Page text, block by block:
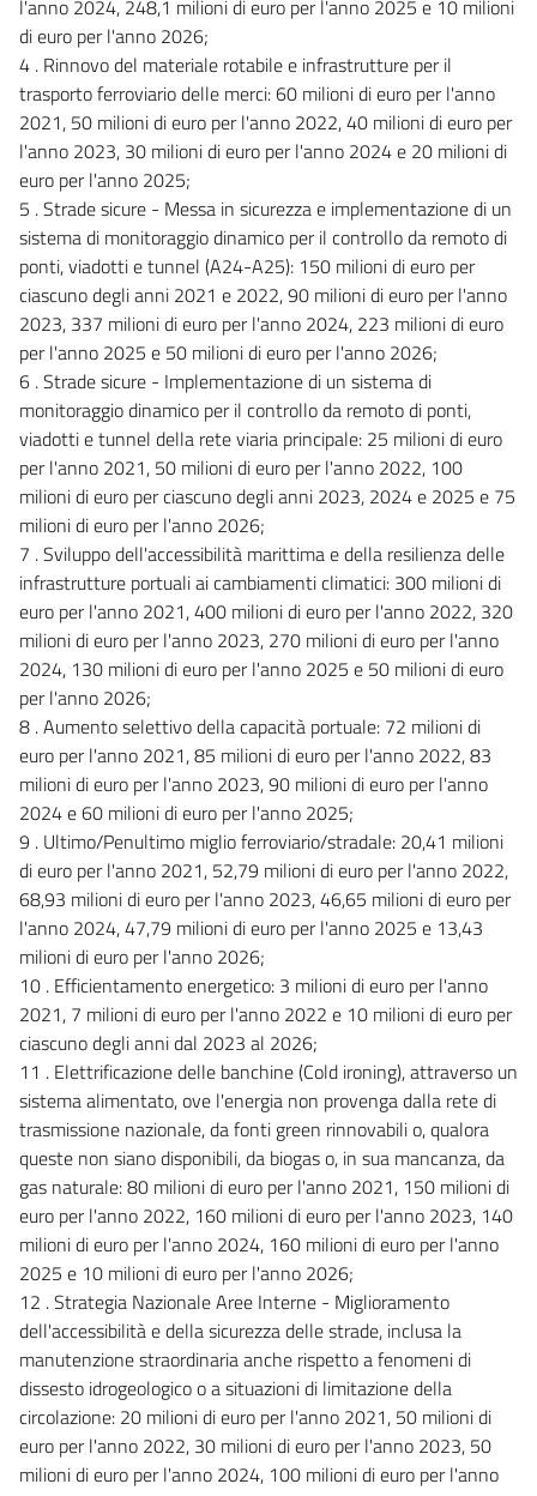
l'anno 2024, 248,1 milioni di euro per l'anno 2025 e 10 milioni
di euro per l'anno 2026;
4 . Rinnovo del materiale rotabile e infrastrutture per il
trasporto ferroviario delle merci: 60 milioni di euro per l'anno
2021, 50 milioni di euro per l'anno 2022, 40 milioni di euro per
l'anno 2023, 30 milioni di euro per l'anno 2024 e 20 milioni di
euro per l'anno 2025;
5 . Strade sicure - Messa in sicurezza e implementazione di un
sistema di monitoraggio dinamico per il controllo da remoto di
ponti, viadotti e tunnel (A24-A25): 150 milioni di euro per
ciascuno degli anni 2021 e 2022, 90 milioni di euro per l'anno
2023, 337 milioni di euro per l'anno 2024, 223 milioni di euro
per l'anno 2025 e 50 milioni di euro per l'anno 2026;
6 . Strade sicure - Implementazione di un sistema di
monitoraggio dinamico per il controllo da remoto di ponti,
viadotti e tunnel della rete viaria principale: 25 milioni di euro
per l'anno 2021, 50 milioni di euro per l'anno 2022, 100
milioni di euro per ciascuno degli anni 2023, 2024 e 2025 e 75
milioni di euro per l'anno 2026;
7 . Sviluppo dell'accessibilità marittima e della resilienza delle
infrastrutture portuali ai cambiamenti climatici: 300 milioni di
euro per l'anno 2021, 400 milioni di euro per l'anno 2022, 320
milioni di euro per l'anno 2023, 270 milioni di euro per l'anno
2024, 130 milioni di euro per l'anno 2025 e 50 milioni di euro
per l'anno 2026;
8 . Aumento selettivo della capacità portuale: 72 milioni di
euro per l'anno 2021, 85 milioni di euro per l'anno 2022, 83
milioni di euro per l'anno 2023, 90 milioni di euro per l'anno
2024 e 60 milioni di euro per l'anno 2025;
9 . Ultimo/Penultimo miglio ferroviario/stradale: 20,41 milioni
di euro per l'anno 2021, 52,79 milioni di euro per l'anno 2022,
68,93 milioni di euro per l'anno 2023, 46,65 milioni di euro per
l'anno 2024, 47,79 milioni di euro per l'anno 2025 e 13,43
milioni di euro per l'anno 2026;
10 . Efficientamento energetico: 3 milioni di euro per l'anno
2021, 7 milioni di euro per l'anno 2022 e 10 milioni di euro per
ciascuno degli anni dal 2023 al 2026;
11 . Elettrificazione delle banchine (Cold ironing), attraverso un
sistema alimentato, ove l'energia non provenga dalla rete di
trasmissione nazionale, da fonti green rinnovabili o, qualora
queste non siano disponibili, da biogas o, in sua mancanza, da
gas naturale: 80 milioni di euro per l'anno 2021, 150 milioni di
euro per l'anno 2022, 160 milioni di euro per l'anno 2023, 140
milioni di euro per l'anno 2024, 160 milioni di euro per l'anno
2025 e 10 milioni di euro per l'anno 2026;
12 . Strategia Nazionale Aree Interne - Miglioramento
dell'accessibilità e della sicurezza delle strade, inclusa la
manutenzione straordinaria anche rispetto a fenomeni di
dissesto idrogeologico o a situazioni di limitazione della
circolazione: 20 milioni di euro per l'anno 2021, 50 milioni di
euro per l'anno 2022, 30 milioni di euro per l'anno 2023, 50
milioni di euro per l'anno 2024, 100 milioni di euro per l'anno